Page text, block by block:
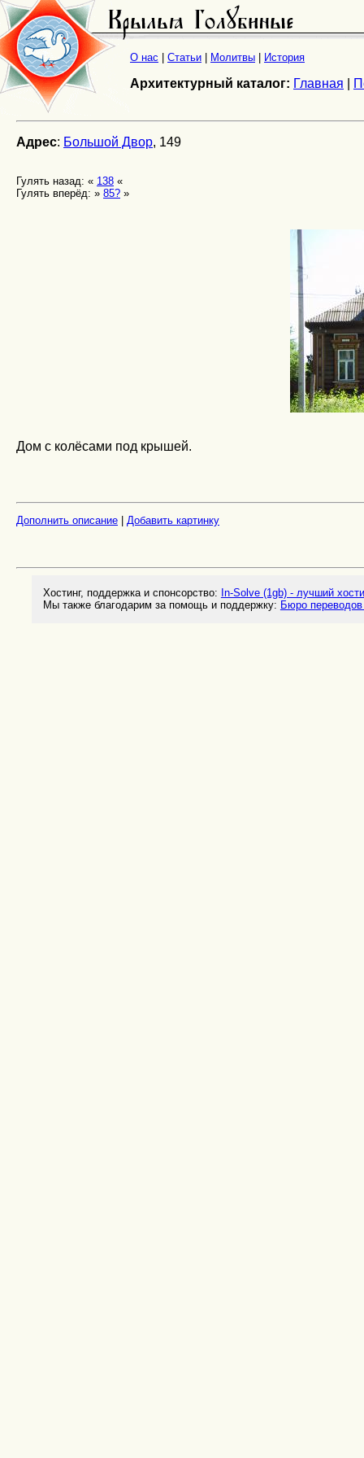
О нас Статьи Молитвы История
Архитектурный каталог: Главная
Адрес: Большой Двор, 149
Гулять назад: « 138 «
Гулять вперёд: » 85? »
Дом с колёсами под крышей.
Дополнить описание Добавить картинку
Хостинг, поддержка и спонсорство: In-Solve (1gb) - лучший
Мы также благодарим за помощь и поддержку: Бюро переводов